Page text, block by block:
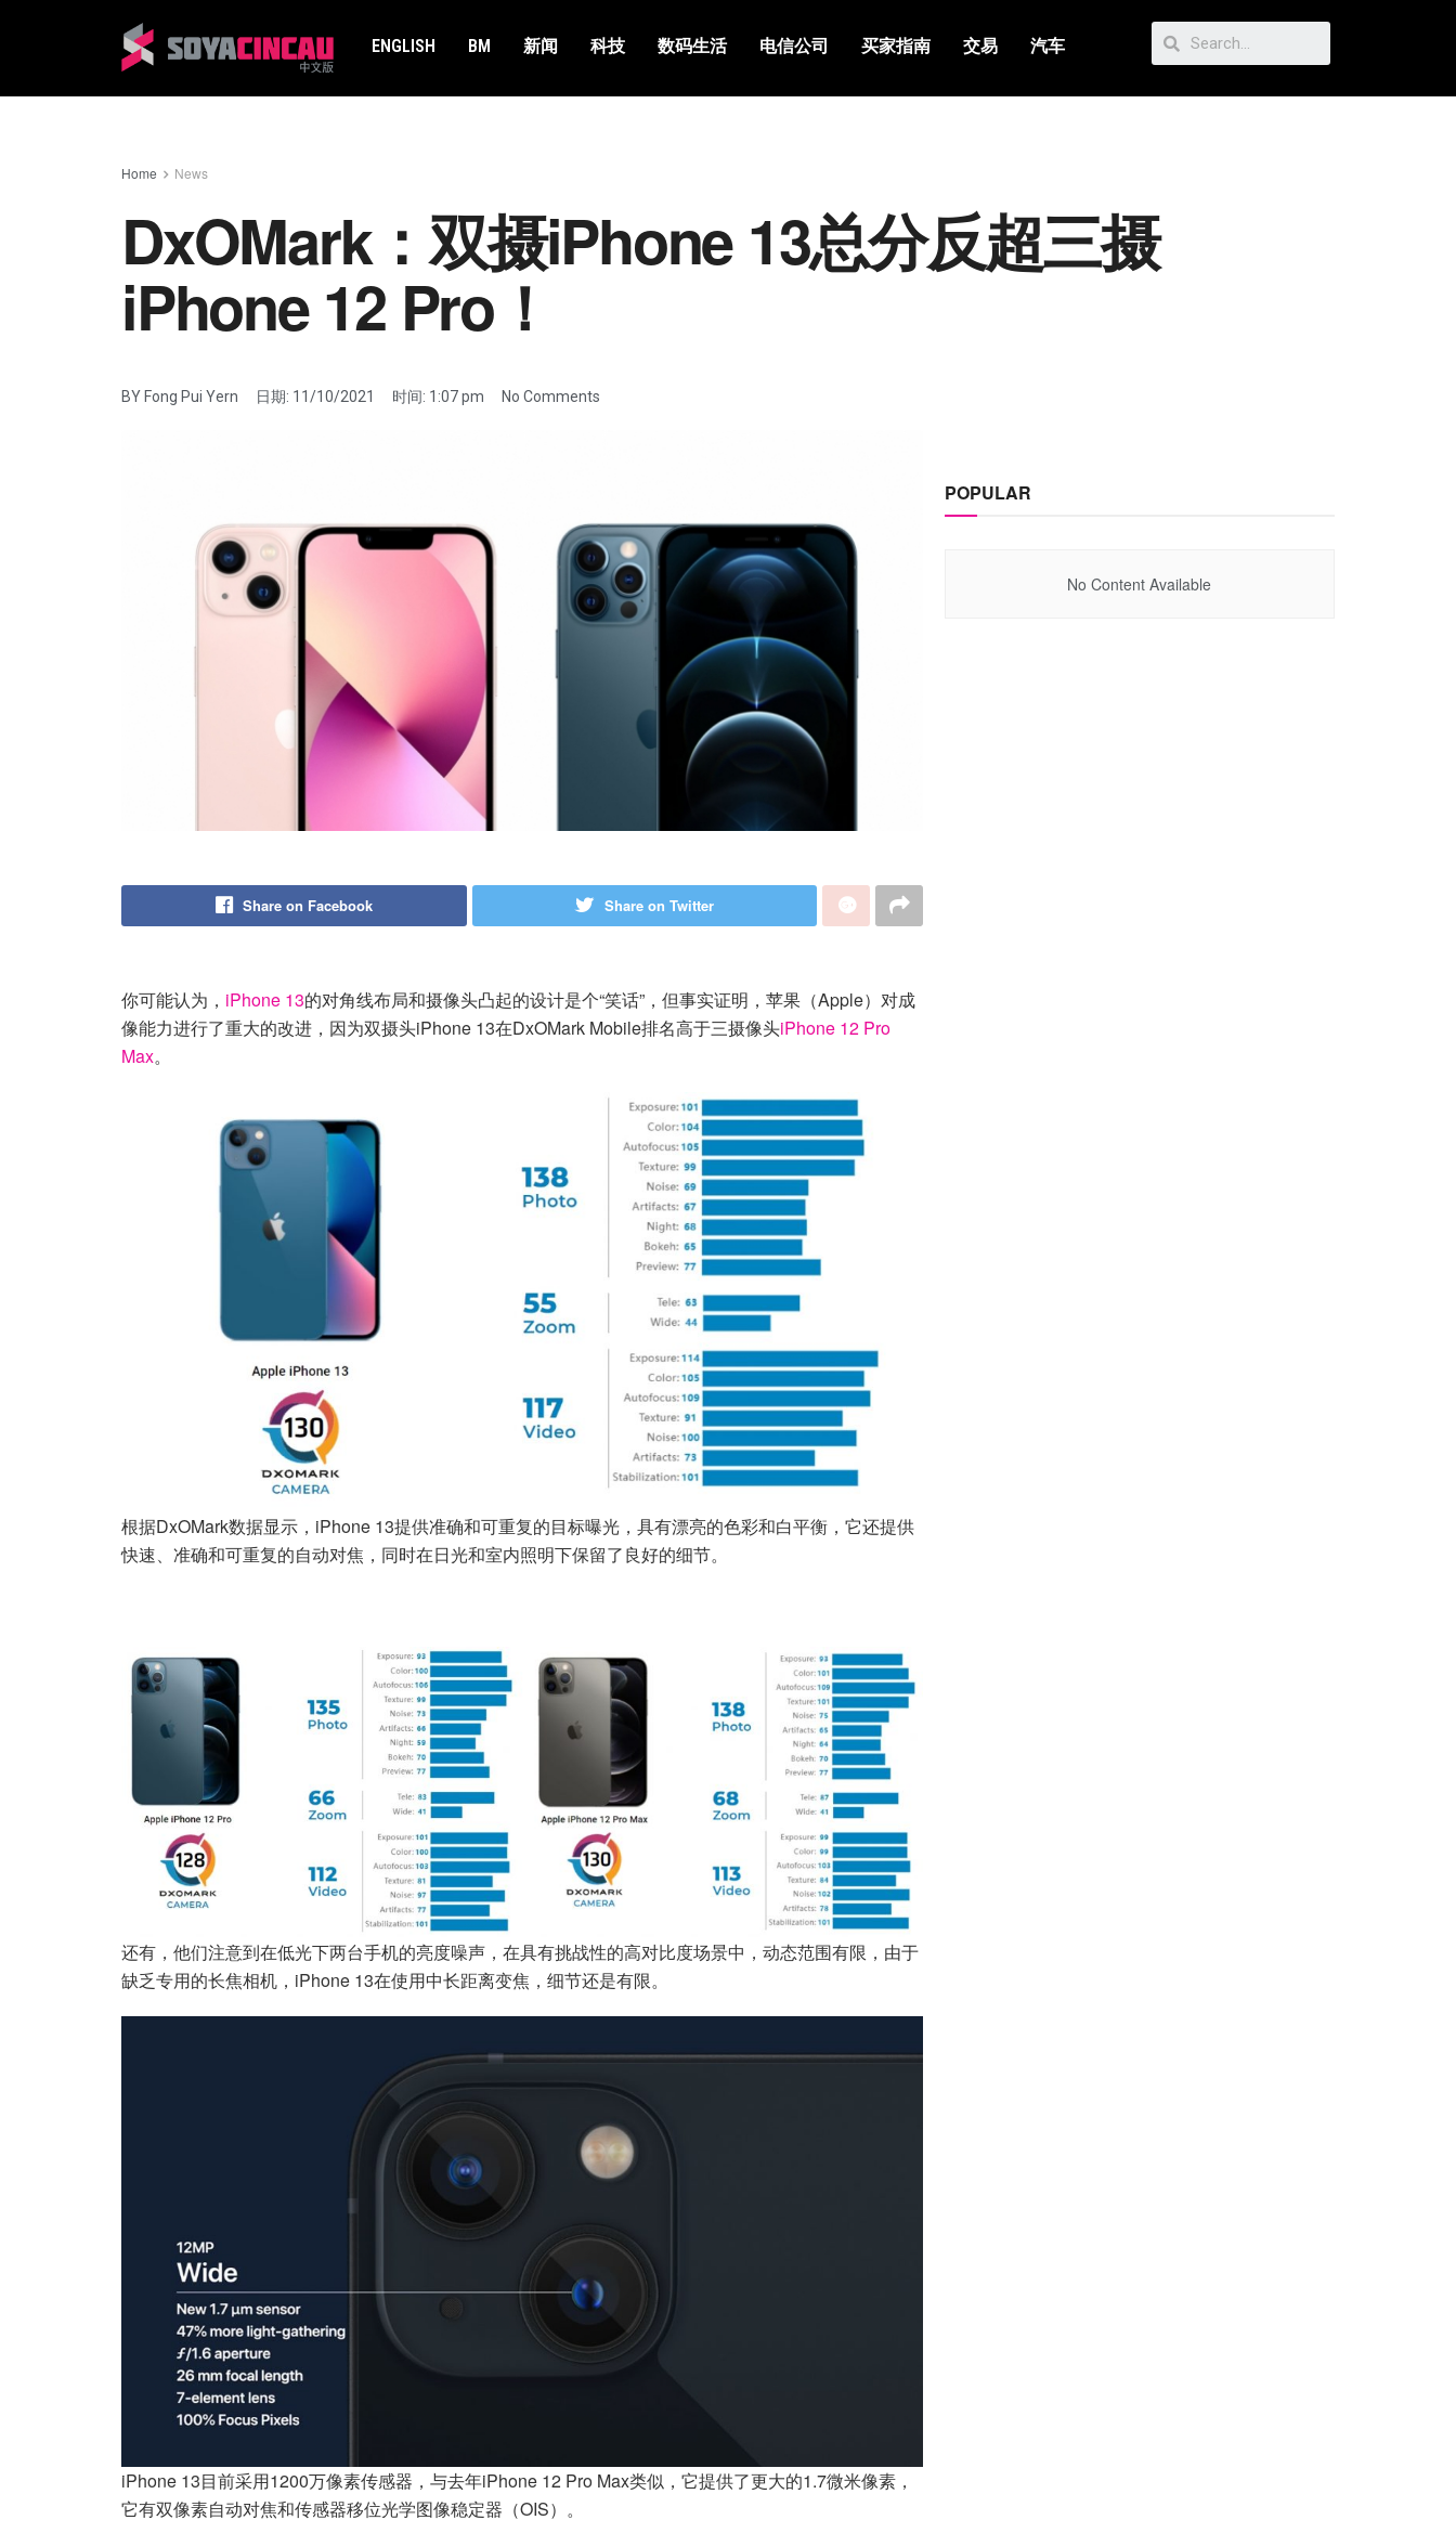
ENGLISH BM 新闻 科技 数码生活 电信公司 买家指南 交易 汽车
Home News
DxOMark：双摄iPhone 13总分反超三摄
iPhone 12 Pro！
BY Fong Pui Yern 日期: 11/10/2021 时间: 1:07 pm No Comments
Share on Facebook Share on Twitter
你可能认为， iPhone 13的对角线布局和摄像头凸起的设计是个“笑话”，但事实证明，苹果（Apple）对成
像能力进行了重大的改进，因为双摄头iPhone 13在DxOMark Mobile排名高于三摄像头iPhone 12 Pro
Max。
根据DxOMark数据显示，iPhone 13提供准确和可重复的目标曝光，具有漂亮的色彩和白平衡，它还提供
快速、准确和可重复的自动对焦，同时在日光和室内照明下保留了良好的细节。
还有，他们注意到在低光下两台手机的亮度噪声，在具有挑战性的高对比度场景中，动态范围有限，由于
缺乏专用的长焦相机，iPhone 13在使用中长距离变焦，细节还是有限。
iPhone 13目前采用1200万像素传感器，与去年iPhone 12 Pro Max类似，它提供了更大的1.7微米像素，
它有双像素自动对焦和传感器移位光学图像稳定器（OIS）。
POPULAR
No Content Available